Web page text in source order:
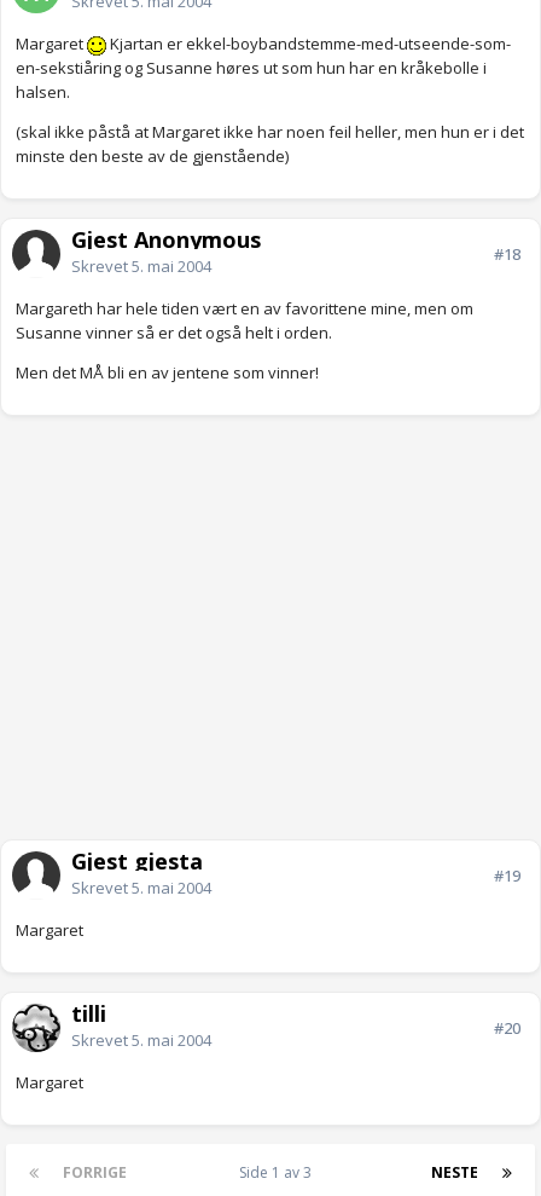
Margaret
Kjartan er ekkel-boybandstemme-med-utseende-som-
en-sekstiåring og Susanne høres ut som hun har en kråkebolle i
halsen.
(skal ikke påstå at Margaret ikke har noen feil heller, men hun er i det
minste den beste av de gjenstående)
Gjest Anonymous
Skrevet5. mai 2004
#18
Margareth har hele tiden vært en av favorittene mine, men om
Susanne vinner så er det også helt i orden.
Men det MÅ bli en av jentene som vinner!
Gjest gjesta
Skrevet5. mai 2004
#19
Margaret
tilli
Skrevet5. mai 2004
#20
Margaret
FORRIGE NESTE
Side 1 av 3